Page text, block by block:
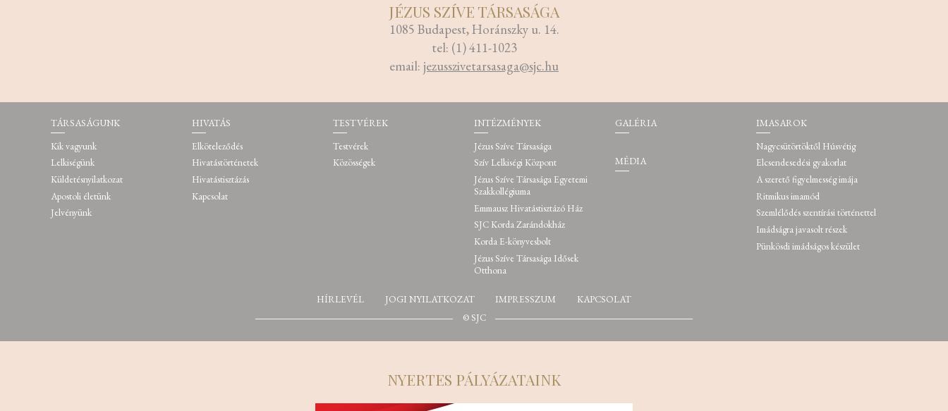
JÉZUS SZÍVE TÁRSASÁGA
1085 Budapest, Horánszky u. 14.
tel: (1) 411-1023
email: jezusszivetarsasaga@sjc.hu
TÁRSASÁGUNK
Kik vagyunk
Lelkiségünk
Küldetésnyilatkozat
Apostoli életünk
Jelvényünk
HIVATÁS
Elköteleződés
Hivatástörténetek
Hivatástisztázás
Kapcsolat
TESTVÉREK
Testvérek
Közösségek
INTÉZMÉNYEK
Jézus Szíve Társasága
Szív Lelkiségi Központ
Jézus Szíve Társasága Egyetemi
Szakkollégiuma
Emmausz Hivatástisztázó Ház
SJC Korda Zarándokház
Korda E-könyvesbolt
Jézus Szíve Társasága Idősek
Otthona
GALÉRIA
MÉDIA
IMASAROK
Nagycsütörtöktől Húsvétig
Elcsendesedési gyakorlat
A szerető figyelmesség imája
Ritmikus imamód
Szemlélődés szentírási történettel
Imádságra javasolt részek
Pünkösdi imádságos készület
HÍRLEVÉL JOGI NYILATKOZAT IMPRESSZUM
KAPCSOLAT
© SJC
NYERTES PÁLYÁZATAINK